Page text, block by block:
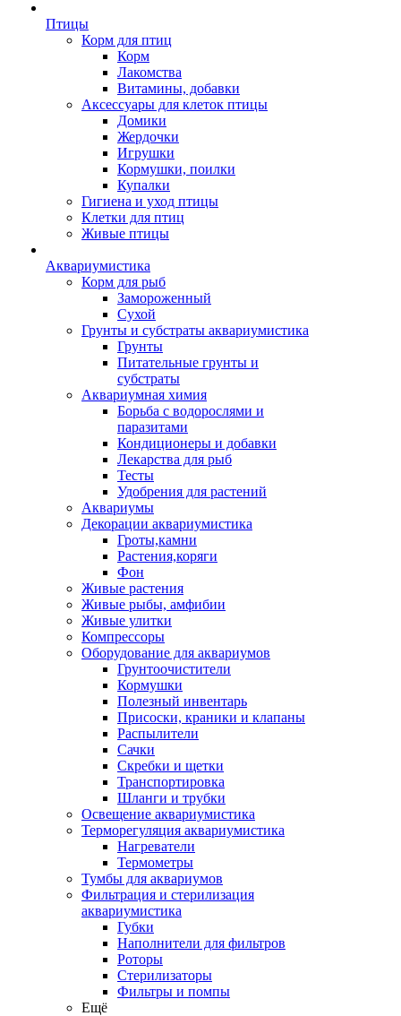
Птицы
Корм для птиц
Корм
Лакомства
Витамины, добавки
Аксессуары для клеток птицы
Домики
Жердочки
Игрушки
Кормушки, поилки
Купалки
Гигиена и уход птицы
Клетки для птиц
Живые птицы
Аквариумистика
Корм для рыб
Замороженный
Сухой
Грунты и субстраты аквариумистика
Грунты
Питательные грунты и
субстраты
Аквариумная химия
Борьба с водорослями и
паразитами
Кондиционеры и добавки
Лекарства для рыб
Тесты
Удобрения для растений
Аквариумы
Декорации аквариумистика
Гроты,камни
Растения,коряги
Фон
Живые растения
Живые рыбы, амфибии
Живые улитки
Компрессоры
Оборудование для аквариумов
Грунтоочистители
Кормушки
Полезный инвентарь
Присоски, краники и клапаны
Распылители
Сачки
Скребки и щетки
Транспортировка
Шланги и трубки
Освещение аквариумистика
Терморегуляция аквариумистика
Нагреватели
Термометры
Тумбы для аквариумов
Фильтрация и стерилизация
аквариумистика
Губки
Наполнители для фильтров
Роторы
Стерилизаторы
Фильтры и помпы
Ещё